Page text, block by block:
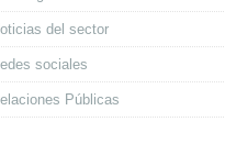
del sector
sociales
Públicas